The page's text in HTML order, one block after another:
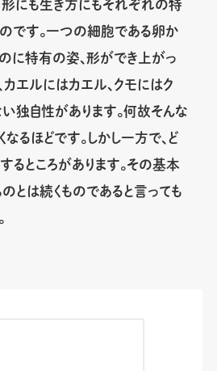
形にも生き方にもそれぞれの特
です。一つの細胞である卵か
に特有の姿、形ができ上がっ
エルにはカエル、クモにはク
い独自性があります。何故そんな
るほどです。しかし一方で、ど
るところがあります。その基本
のとは続くものであると言っても